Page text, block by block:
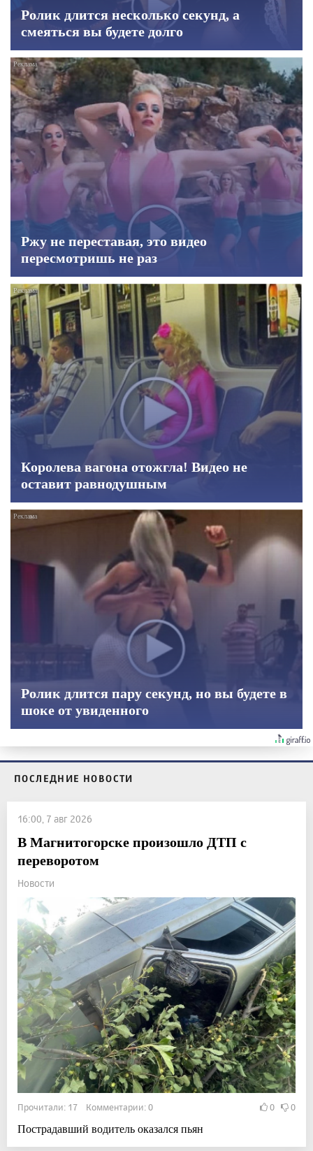
Ролик длится несколько секунд, а
смеяться вы будете долго
Ржу не переставая, это видео
пересмотришь не раз
Королева вагона отожгла! Видео не
оставит равнодушным
Ролик длится пару секунд, но вы будете в
шоке от увиденного
ПОСЛЕДНИЕ НОВОСТИ
16:00, 7 авг 2026
В Магнитогорске произошло ДТП с
переворотом
Новости
Прочитали: 17 Комментарии: 0 0 0
Пострадавший водитель оказался пьян